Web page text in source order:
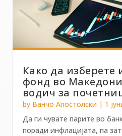
Како да изберете
фонд во
водич за
by Ванчо Апостолски| 1
Да ги чувате парите во
поради инфлацијата, па